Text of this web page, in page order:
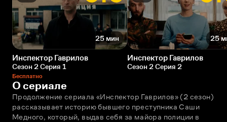
25 мин
Инспектор Гаврилов
Сезон 2 Серия 1
Бесплатно
25
Инспектор Гаврилов
Сезон 2 Серия 2
О сериале
Продолжение сериала «Инспектор Гаврилов» (2 сезон)
рассказывает историю бывшего преступника Саши
Медного, который, выдав себя за майора полиции в